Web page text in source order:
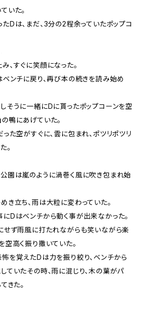
いた。
Dは、まだ、3分の2程余っていたポップコ
、すぐに笑顔になった。
ベンチに戻り、再び本の続きを読み始め
そうに一緒にDに貰ったポップコーンを空
鴨にあげていた。
った空がすぐに、雲に包まれ、ポツリポツリ
。
園は嵐のように渦巻く風に吹き包まれ始
き立ち、雨は大粒に変わっていた。
Dはベンチから動く事が出来なかった。
せず雨風に打たれながらも笑いながら楽
空高く振り撒いていた。
を覚えたDは力を振り絞り、ベンチから
ていたその時、雨に混じり、木の葉がパ
きた。